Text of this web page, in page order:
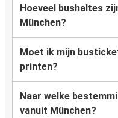
Hoeveel bushaltes
München?
Moet ik mijn
printen?
Naar welke
vanuit München?